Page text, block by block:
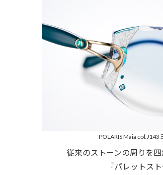
POLARIS Maia col.J143
従来のストーンの周りを
『パレットスト